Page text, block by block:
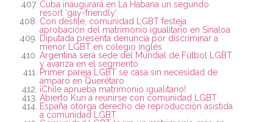
Cuba inaugurará en La Habana un segundo
resort ‘gay-friendly’
Con desfile, comunidad LGBT festeja
aprobación del matrimonio igualitario en Sinaloa
Diputada presenta denuncia por discriminar a
menor LGBT en colegio inglés
Argentina será sede del Mundial de Fútbol LGBT
y avanza en el segmento
Primer pareja LGBT se casa sin necesidad de
amparo en Querétaro
¡Chile aprueba matrimonio igualitario!
Abierto Kuri a reunirse con comunidad LGBT
España otorga derecho de reproducción asistida
a comunidad LGBT